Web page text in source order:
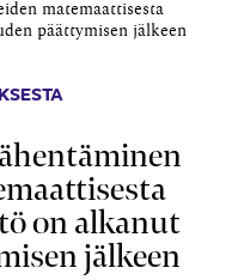
matemaattisesta
päättymisen jälkeen
on alkanut
jälkeen